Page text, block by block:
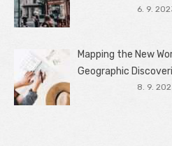
6. 9.
Mapping the New
Geographic
8. 9.